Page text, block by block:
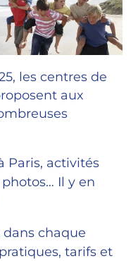
les centres de
aux
Paris, activités
Il y en
chaque
tarifs et